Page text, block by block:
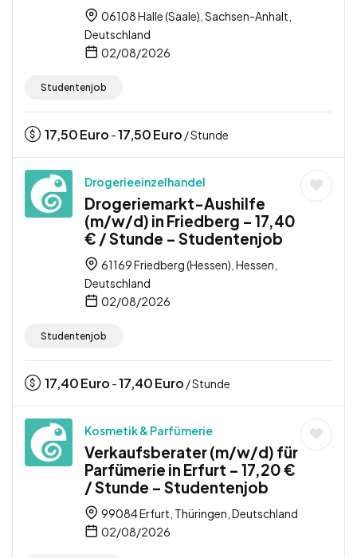
06108 Halle (Saale), Sachsen-Anhalt,
Deutschland
02/08/2026
Studentenjob
17,50Euro -17,50Euro / Stunde
Drogerieeinzelhandel
Drogeriemarkt-Aushilfe
(m/w/d) in Friedberg – 17,40
€ / Stunde – Studentenjob
61169 Friedberg (Hessen), Hessen,
Deutschland
02/08/2026
Studentenjob
17,40Euro -17,40Euro / Stunde
Kosmetik & Parfümerie
Verkaufsberater (m/w/d) für
Parfümerie in Erfurt – 17,20 €
/ Stunde – Studentenjob
99084 Erfurt, Thüringen, Deutschland
02/08/2026